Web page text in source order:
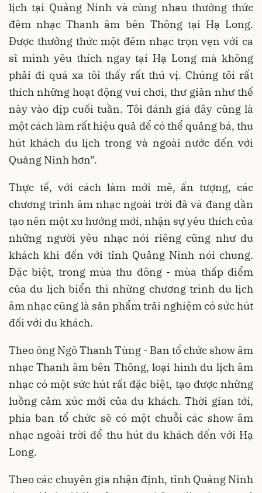
lịch tại Quảng Ninh và cùng nhau thưởng thức
đêm nhạc Thanh âm bên Thông tại Hạ Long.
Được thưởng thức một đêm nhạc trọn vẹn với ca
sĩ mình yêu thích ngay tại Hạ Long mà không
phải đi quá xa tôi thấy rất thú vị. Chúng tôi rất
thích những hoạt động vui chơi, thư giãn như thế
này vào dịp cuối tuần. Tôi đánh giá đây cũng là
một cách làm rất hiệu quả để có thể quảng bá, thu
hút khách du lịch trong và ngoài nước đến với
Quảng Ninh hơn”.
Thực tế, với cách làm mới mẻ, ấn tượng, các
chương trình âm nhạc ngoài trời đã và đang dần
tạo nên một xu hướng mới, nhận sự yêu thích của
những người yêu nhạc nói riêng cũng như du
khách khi đến với tỉnh Quảng Ninh nói chung.
Đặc biệt, trong mùa thu đông - mùa thấp điểm
của du lịch biển thì những chương trình du lịch
âm nhạc cũng là sản phẩm trải nghiệm có sức hút
đối với du khách.
Theo ông Ngô Thanh Tùng - Ban tổ chức show âm
nhạc Thanh âm bên Thông, loại hình du lịch âm
nhạc có một sức hút rất đặc biệt, tạo được những
luồng cảm xúc mới của du khách. Thời gian tới,
phía ban tổ chức sẽ có một chuỗi các show âm
nhạc ngoài trời để thu hút du khách đến với Hạ
Long.
Theo các chuyên gia nhận định, tỉnh Quảng Ninh